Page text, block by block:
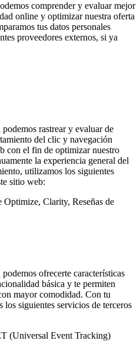
comprender y evaluar mejor
online y optimizar nuestra oferta
tus datos personales
proveedores externos, si ya
rastrear y evaluar de
del clic y navegación
con el fin de optimizar nuestro
la experiencia general del
utilizamos los siguientes
sitio web:
Clarity, Reseñas de
ofrecerte características
básica y te permiten
mayor comodidad. Con tu
siguientes servicios de terceros
(Universal Event Tracking)